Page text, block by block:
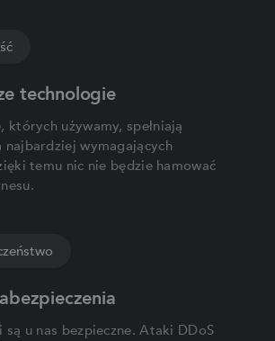
technologie
których używamy, spełniają
najbardziej wymagających
temu nic nie będzie hamować
są u nas bezpieczne. Ataki DDoS